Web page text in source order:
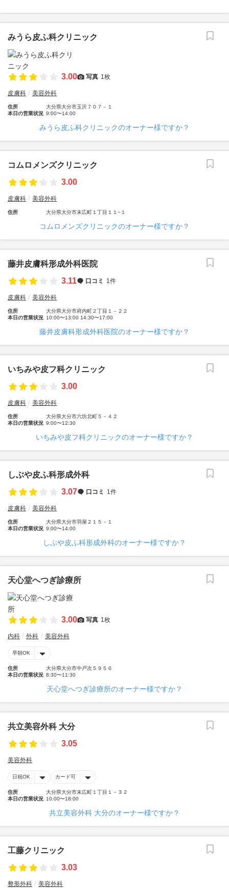
みうら皮ふ科クリニック
3.00 写真 1枚
皮膚科 美容外科
住所
大分県大分市玉沢７０７－１
本日の営業状況 9:00〜14:00
みうら皮ふ科クリニックのオーナー様ですか？
コムロメンズクリニック
3.00
皮膚科 美容外科
住所 大分県大分市末広町１丁目１１−１
コムロメンズクリニックのオーナー様ですか？
藤井皮膚科形成外科医院
3.11
口コミ 1件
皮膚科 美容外科
住所
大分県大分市府内町２丁目１－２２
本日の営業状況 10:00〜13:00 14:30〜17:00
藤井皮膚科形成外科医院のオーナー様ですか？
いちみや皮フ科クリニック
3.00
皮膚科 美容外科
住所
大分県大分市六坊北町５－４２
本日の営業状況 9:00〜12:30
いちみや皮フ科クリニックのオーナー様ですか？
しぶや皮ふ科形成外科
3.07
口コミ 1件
皮膚科 美容外科
住所
大分県大分市羽屋２１５－１
本日の営業状況 9:00〜14:00
しぶや皮ふ科形成外科のオーナー様ですか？
天心堂へつぎ診療所
3.00 写真 1枚
内科 外科 美容外科
早朝OK
住所
大分県大分市中戸次５９５６
本日の営業状況 8:30〜11:30
天心堂へつぎ診療所のオーナー様ですか？
共立美容外科 大分
3.05
美容外科
日祝OK カード可
住所
大分県大分市末広町１丁目１－３２
本日の営業状況 10:00〜18:00
共立美容外科 大分のオーナー様ですか？
工藤クリニック
3.03
整形外科 美容外科